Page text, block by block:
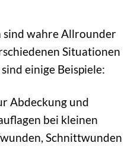
wahre Allrounder
Situationen
einige Beispiele:
Abdeckung und
bei kleinen
Schnittwunden